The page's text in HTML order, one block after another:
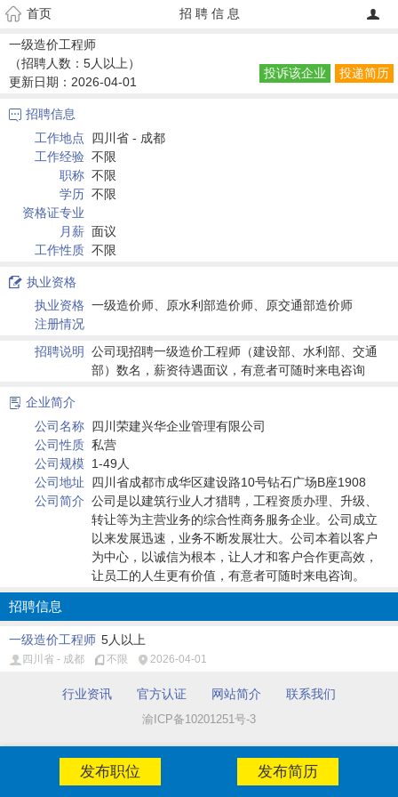
首页 招 聘 信 息 
一级造价工程师
（招聘人数：5人以上）
更新日期：2026-04-01
投诉该企业 投递简历
 招聘信息
工作地点
四川省 - 成都
工作经验 不限
职称 不限
学历 不限
资格证专业
月薪 面议
工作性质 不限
 执业资格
执业资格 一级造价师、原水利部造价师、原交通部造价师
注册情况
招聘说明
公司现招聘一级造价工程师（建设部、水利部、交通
部）数名，薪资待遇面议，有意者可随时来电咨询
 企业简介
公司名称 四川荣建兴华企业管理有限公司
公司性质 私营
公司规模 1-49人
公司地址
四川省成都市成华区建设路10号钻石广场B座1908
公司简介 公司是以建筑行业人才猎聘，工程资质办理、升级、
转让等为主营业务的综合性商务服务企业。公司成立
以来发展迅速，业务不断发展壮大。公司本着以客户
为中心，以诚信为根本，让人才和客户合作更高效，
让员工的人生更有价值，有意者可随时来电咨询。
招聘信息
一级造价工程师 5人以上
四川省 - 成都 不限 2026-04-01
行业资讯 官方认证 网站简介 联系我们
渝ICP备10201251号-3
发布职位 发布简历